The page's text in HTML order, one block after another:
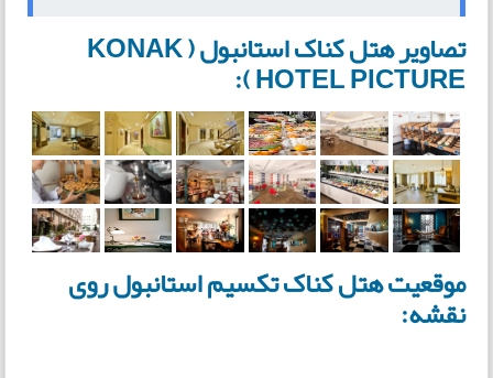
تصاویر هتل کناک استانبول ( KONAK
HOTEL PICTURE ):
موقعیت هتل کناک تکسیم استانبول روی
نقشه: